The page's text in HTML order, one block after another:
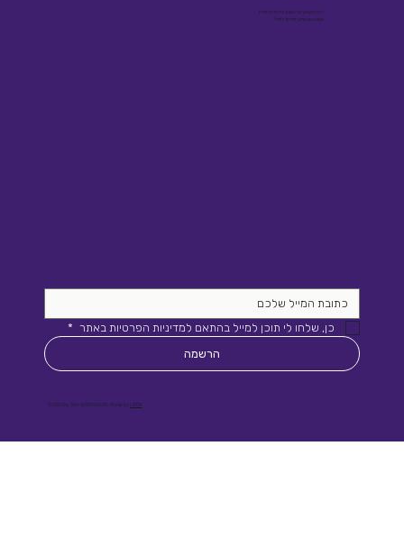
תוכן מקצועי על גיוס ובינה מלאכותית -
פעם בשבועיים, ישירות למייל
כן, שלחו לי תוכן למייל בהתאם למדיניות הפרטיות באתר *
הרשמה
© 2026 by Site WORKAROUND. Made byLIRON